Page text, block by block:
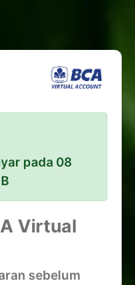
pada 08
Virtual
sebelum